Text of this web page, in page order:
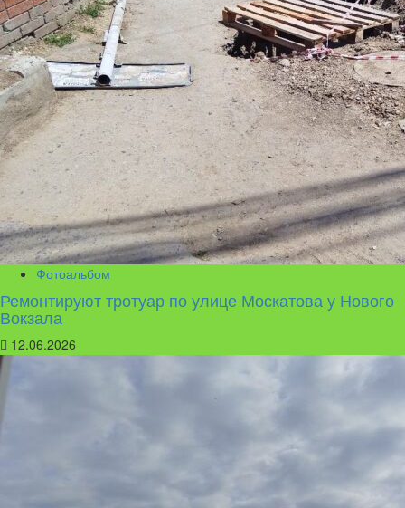
Фотоальбом
Ремонтируют тротуар по улице Москатова у Нового
Вокзала
12.06.2026